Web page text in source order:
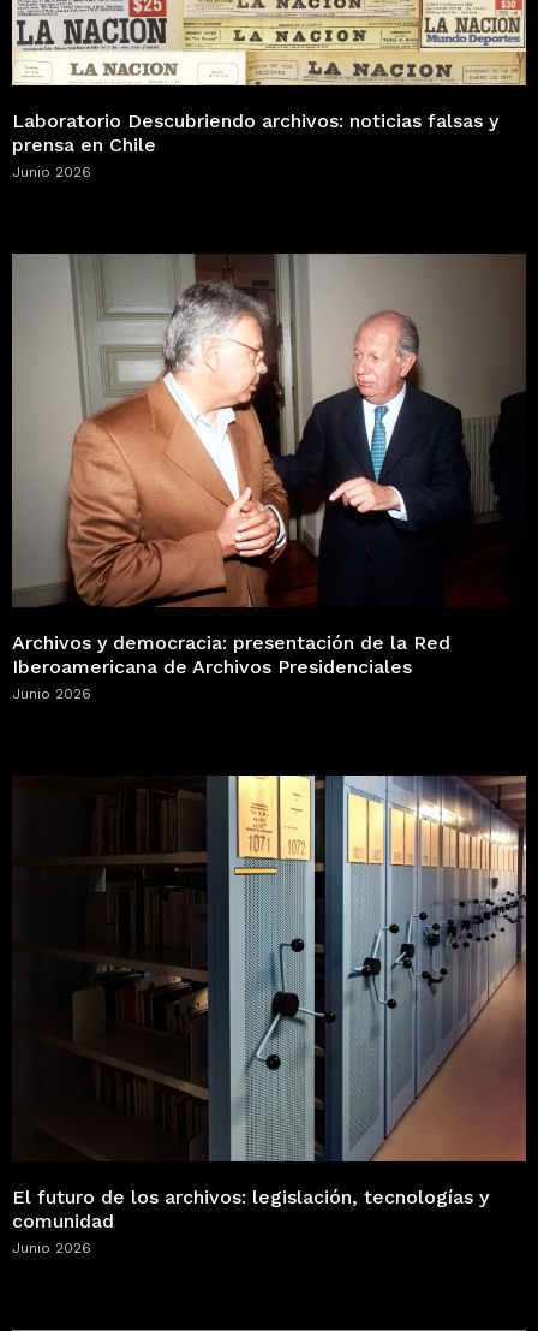
Laboratorio Descubriendo archivos: noticias falsas y
prensa en Chile
Junio 2026
Archivos y democracia: presentación de la Red
Iberoamericana de Archivos Presidenciales
Junio 2026
El futuro de los archivos: legislación, tecnologías y
comunidad
Junio 2026